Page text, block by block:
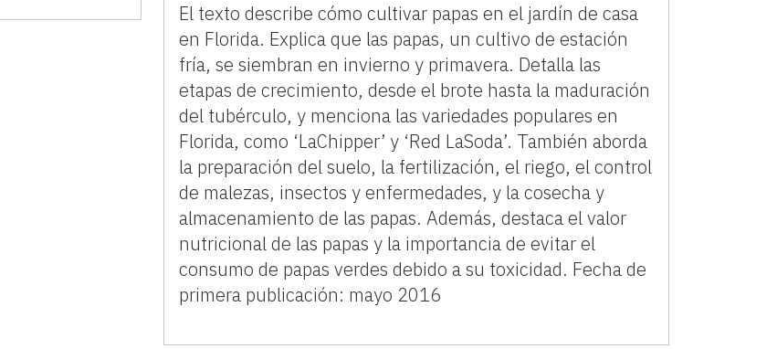
El texto describe cómo cultivar papas en el jardín de casa
en Florida. Explica que las papas, un cultivo de estación
fría, se siembran en invierno y primavera. Detalla las
etapas de crecimiento, desde el brote hasta la maduración
del tubérculo, y menciona las variedades populares en
Florida, como ‘LaChipper’ y ‘Red LaSoda’. También aborda
la preparación del suelo, la fertilización, el riego, el control
de malezas, insectos y enfermedades, y la cosecha y
almacenamiento de las papas. Además, destaca el valor
nutricional de las papas y la importancia de evitar el
consumo de papas verdes debido a su toxicidad. Fecha de
primera publicación: mayo 2016